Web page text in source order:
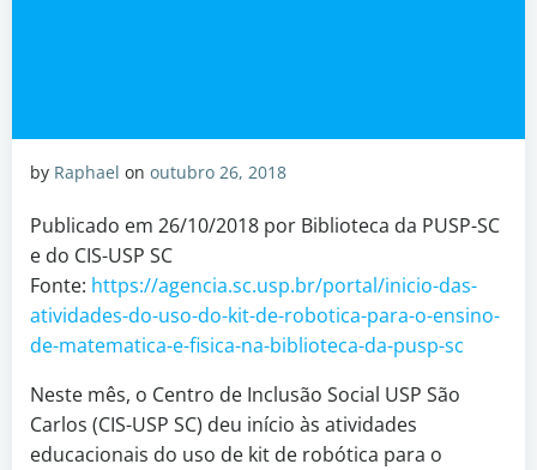
by Raphael on outubro 26, 2018
Publicado em 26/10/2018 por Biblioteca da PUSP-SC
e do CIS-USP SC
Fonte: https://agencia.sc.usp.br/portal/inicio-das-
atividades-do-uso-do-kit-de-robotica-para-o-ensino-
de-matematica-e-fisica-na-biblioteca-da-pusp-sc
Neste mês, o Centro de Inclusão Social USP São
Carlos (CIS-USP SC) deu início às atividades
educacionais do uso de kit de robótica para o